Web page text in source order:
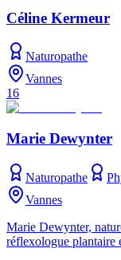
Céline Kermeur
Naturopathe
Vannes
16
Marie Dewynter
Naturopathe
Vannes
Marie Dewynter,
réflexologue plantaire